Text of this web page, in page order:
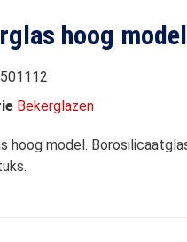
hoog
501112
Bekerglazen
hoog model.